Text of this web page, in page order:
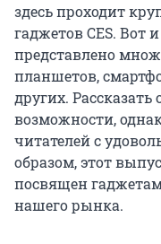
здесь проходит
гаджетов CES. Вот
представлено
планшетов,
других.
возможности,
читателей с
образом, этот
посвящен
нашего рынка.